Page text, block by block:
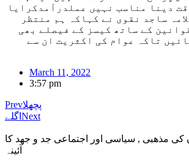
دینا مناسب نہیں عملدرآمدکرایا
ساجد نقوی نے کہاکہ ہم منتظر
کے ساتھ کیسز کے فیصلے بھی
تاکہ عوام کی اکثریت ان سے
March 11, 2022
3:57 pm
Prevپچھلا
اگلے Next
کی مذهبی , سیاسی اور اجتماعی جد و جهد کا
آئینہ